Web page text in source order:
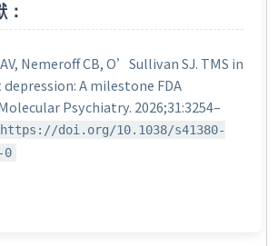
Nemeroff CB, O’Sullivan SJ. TMS in
A milestone FDA
Psychiatry. 2026;31:3254–
https://doi.org/10.1038/s41380-
0